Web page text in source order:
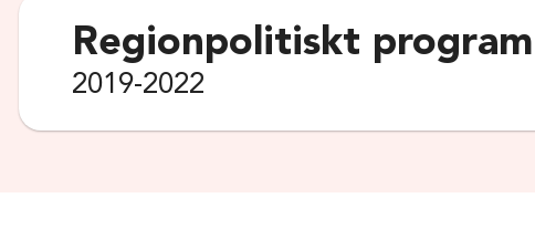
Regionpolitiskt program
2019-2022